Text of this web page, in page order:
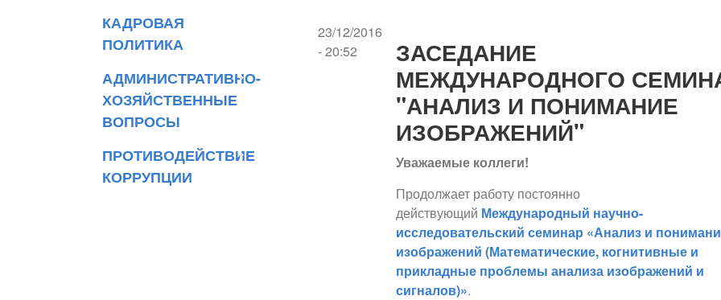
КАДРОВАЯ
ПОЛИТИКА
АДМИНИСТРАТИВНО-
ХОЗЯЙСТВЕННЫЕ
ВОПРОСЫ
ПРОТИВОДЕЙСТВИЕ
КОРРУПЦИИ
23/12/2016
- 20:52
ЗАСЕДАНИЕ
МЕЖДУНАРОДНОГО
"АНАЛИЗ И ПОНИМАНИЕ
ИЗОБРАЖЕНИЙ"
Уважаемые коллеги!
Продолжает работу постоянно
действующий Международный научно-
исследовательский семинар «Анализ и
изображений (Математические, когнитивные и
прикладные проблемы анализа изображений и
сигналов)».